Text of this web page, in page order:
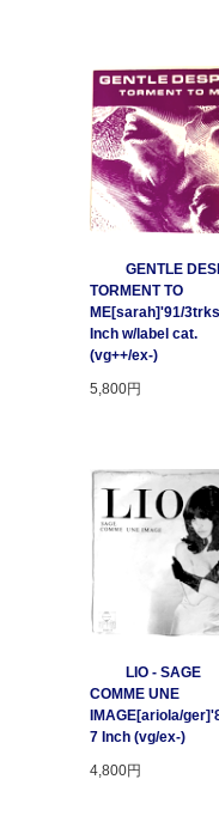
GENTLE
TORMENT TO
ME[sarah]'91/
Inch w/label cat.
(vg++/ex-)
5,800円
LIO - SAGE
COMME UNE
IMAGE[ariola/
7 Inch (vg/ex-)
4,800円